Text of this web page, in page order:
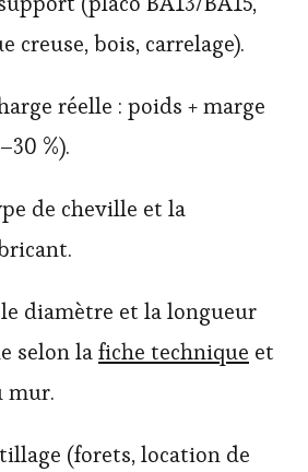
creuse, bois, carrelage).
réelle : poids + marge
%).
de cheville et la
diamètre et la longueur
selon lafiche technique et
mur.
(forets, location de